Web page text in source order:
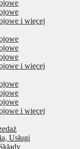
i więcej
i więcej
i więcej
Usługi